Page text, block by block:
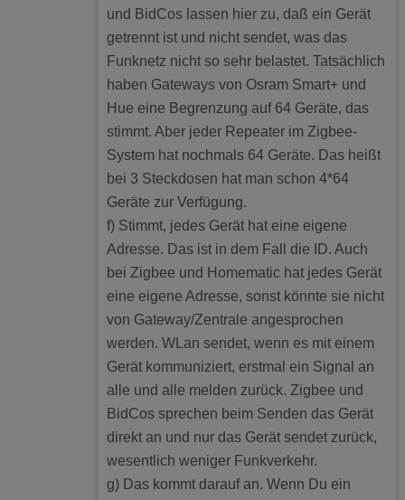
und BidCos lassen hier zu, daß ein Gerät
getrennt ist und nicht sendet, was das
Funknetz nicht so sehr belastet. Tatsächlich
haben Gateways von Osram Smart+ und
Hue eine Begrenzung auf 64 Geräte, das
stimmt. Aber jeder Repeater im Zigbee-
System hat nochmals 64 Geräte. Das heißt
bei 3 Steckdosen hat man schon 4*64
Geräte zur Verfügung.
f) Stimmt, jedes Gerät hat eine eigene
Adresse. Das ist in dem Fall die ID. Auch
bei Zigbee und Homematic hat jedes Gerät
eine eigene Adresse, sonst könnte sie nicht
von Gateway/Zentrale angesprochen
werden. WLan sendet, wenn es mit einem
Gerät kommuniziert, erstmal ein Signal an
alle und alle melden zurück. Zigbee und
BidCos sprechen beim Senden das Gerät
direkt an und nur das Gerät sendet zurück,
wesentlich weniger Funkverkehr.
g) Das kommt darauf an. Wenn Du ein